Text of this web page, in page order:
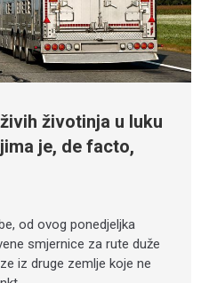
životinja u luku
je, de facto,
od ovog ponedjeljka
smjernice za rute duže
iz druge zemlje koje ne